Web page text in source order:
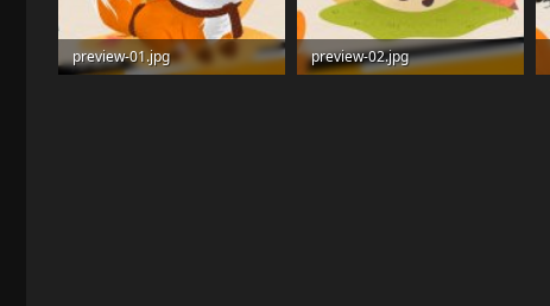
preview-01.jpg
preview-02.jpg